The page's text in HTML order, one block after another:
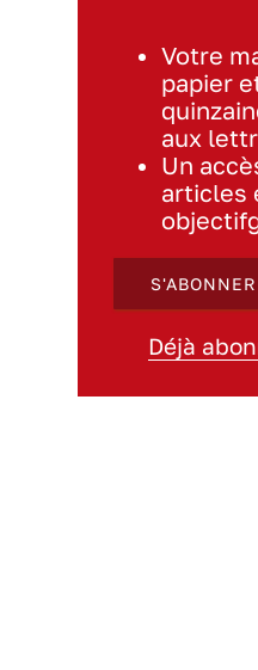
Votre
papier
aux
Un
articles
Déjà